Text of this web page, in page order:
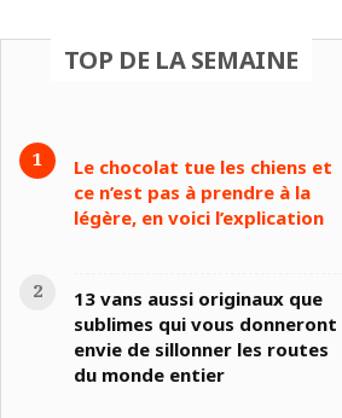
TOP DE LA SEMAINE
Le chocolat tue les chiens et
ce n’est pas à prendre à la
légère, en voici l’explication
13 vans aussi originaux que
sublimes qui vous donneront
envie de sillonner les routes
du monde entier